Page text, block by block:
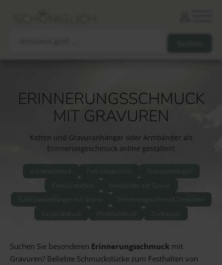
Armbänder
Partnerarmbänder
Ketten und Anhänger
Ohrringe und Piercings
Damen Herren Paare Freunde
Allergiker
Trauernde mehr…
Die schönsten Gravuren
ERINNERUNGSSCHMUCK
MIT GRAVUREN
Ketten und Gravuranhänger oder Armbänder als
Erinnerungsschmuck online gestalten!
Ascheschmuck Foto Medaillons
Gravuranhänger
Familienketten
Armbänder mit Gravur
Schlüsselanhänger mit Gravur
Erinnerungsschmuck Gestalten
Fingerabdruck
Pfotenabdruck Zeitkapsel
Suchen Sie besonderen Erinnerungsschmuck mit
Gravuren? Beliebte Schmuckstücke zum Festhalten von